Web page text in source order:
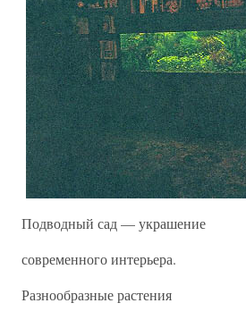
Подводный сад — украшение
современного интерьера.
Разнообразные растения